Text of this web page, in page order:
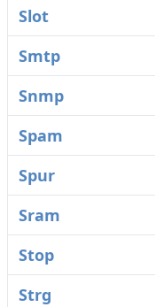
Slot
Smtp
Snmp
Spam
Spur
Sram
Stop
Strg